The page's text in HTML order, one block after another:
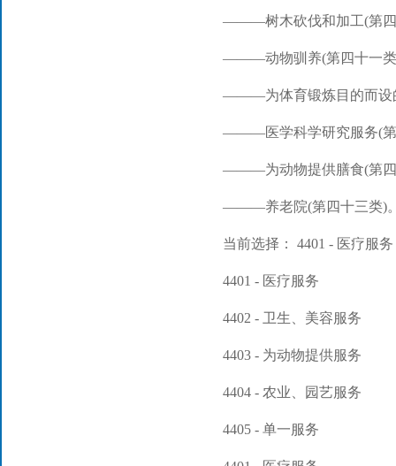
———树木砍伐和加工(第四
———动物驯养(第四十一
———为体育锻炼目的而设
———医学科学研究服务(第
———为动物提供膳食(第四
———养老院(第四十三类)
当前选择： 4401 - 医疗服务
4401 - 医疗服务
4402 - 卫生、美容服务
4403 - 为动物提供服务
4404 - 农业、园艺服务
4405 - 单一服务